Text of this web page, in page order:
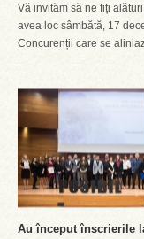
Vă invităm să ne fiți
avea loc sâmbătă, 17
Concurenții care se
Au început înscrierile